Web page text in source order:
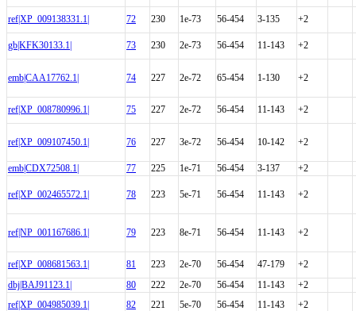
ref|XP_009138331.1| 72 230 1e-73 56-454 3-135 +2
gb|KFK30133.1| 73 230 2e-73 56-454 11-143 +2
emb|CAA17762.1| 74 227 2e-72 65-454 1-130 +2
ref|XP_008780996.1| 75 227 2e-72 56-454 11-143 +2
ref|XP_009107450.1| 76 227 3e-72 56-454 10-142 +2
emb|CDX72508.1| 77 225 1e-71 56-454 3-137 +2
ref|XP_002465572.1| 78 223 5e-71 56-454 11-143 +2
ref|NP_001167686.1| 79 223 8e-71 56-454 11-143 +2
ref|XP_008681563.1| 81 223 2e-70 56-454 47-179
+2
dbj|BAJ91123.1|
80 222 2e-70 56-454 11-143
+2
ref|XP_004985039.1|
82 221 5e-70 56-454 11-143 +2